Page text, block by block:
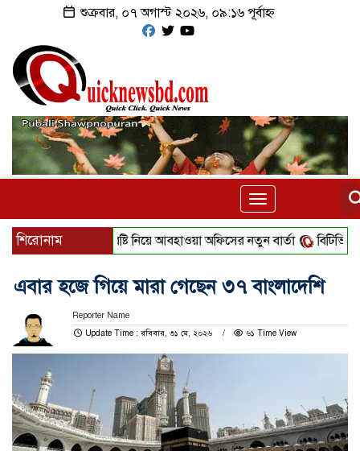
শুক্রবার, ০৭ অগাস্ট ২০২৬, ০৯:১৬ পূর্বাহ্ন
Toggle
navigation
শিরোনাম বৃষ্টি নিয়ে আবহাওয়া অফিসের নতুন বার্তা বিটিভির নতুন
এবার হজে গিয়ে মারা গেছেন ৩৭ বাংলাদেশি
Reporter Name
Update Time : রবিবার, ৩১ মে, ২০২৬
৬১ Time View